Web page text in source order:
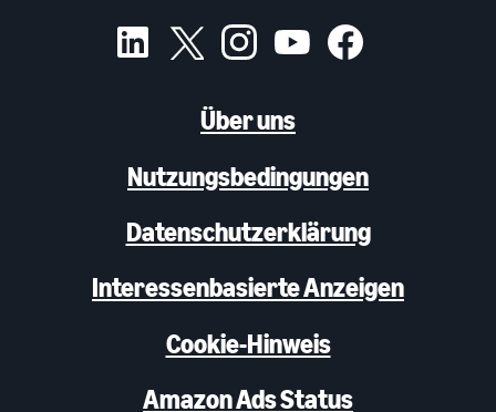
Über uns
Nutzungsbedingungen
Datenschutzerklärung
Interessenbasierte Anzeigen
Cookie-Hinweis
Amazon Ads Status